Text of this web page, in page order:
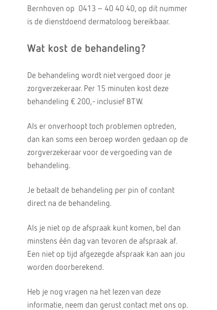
Bernhoven op 0413 – 40 40 40, op dit nummer
is de dienstdoend dermatoloog bereikbaar.
Wat kost de behandeling?
De behandeling wordt niet vergoed door je
zorgverzekeraar. Per 15 minuten kost deze
behandeling € 200,- inclusief BTW.
Als er onverhoopt toch problemen optreden,
dan kan soms een beroep worden gedaan op de
zorgverzekeraar voor de vergoeding van de
behandeling.
Je betaalt de behandeling per pin of contant
direct na de behandeling.
Als je niet op de afspraak kunt komen, bel dan
minstens één dag van tevoren de afspraak af.
Een niet op tijd afgezegde afspraak kan aan jou
worden doorberekend.
Heb je nog vragen na het lezen van deze
informatie, neem dan gerust contact met ons op.